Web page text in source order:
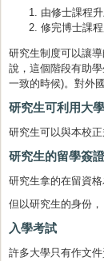
由修士課程
修完博士課
研究生制度可以讓
說，這個階段有助
一致的時候)。對外
研究生可利用大
研究生可以與本校
研究生的留學簽證
研究生拿的在留資
但以研究生的身份
入學考試
許多大學只有作文